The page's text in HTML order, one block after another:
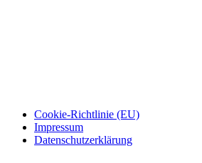
Cookie-Richtlinie (EU)
Impressum
Datenschutzerklärung